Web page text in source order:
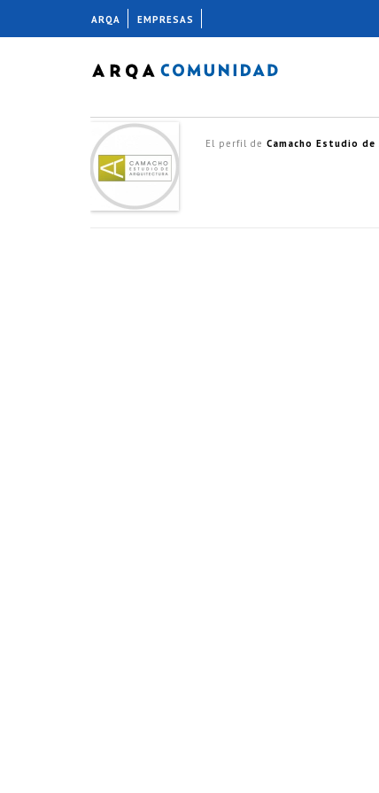
El perfil de Camacho Estudio
ARQA EMPRESAS